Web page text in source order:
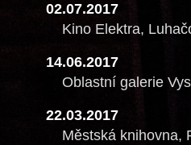
02.07.2017
Kino Elektra,
14.06.2017
Oblastní galerie
22.03.2017
Městská knihovna,